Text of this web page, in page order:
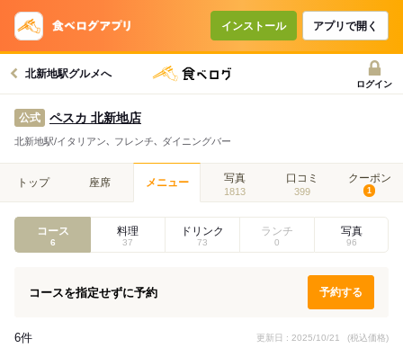
インストール アプリで開く
北新地駅グルメへ
ログイン
公式 ペスカ 北新地店
北新地駅/イタリアン､ フレンチ､ ダイニングバー
トップ 座席 メニュー 写真
1813
口コミ
399
クーポン
1
コース
6
料理
37
ドリンク
73
ランチ
0
写真
96
コースを指定せずに予約 予約する
6件 更新日 : 2025/10/21 (税込価格)
コースで使えるクーポン
戻る
クーポンを利用せず予約する